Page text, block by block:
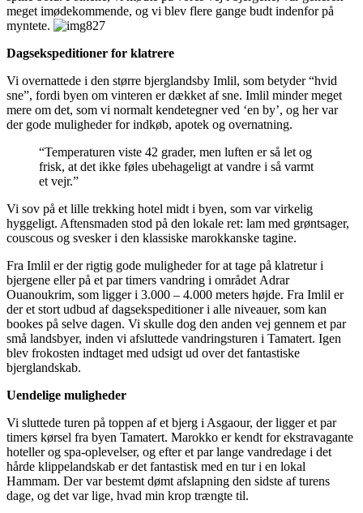
meget imødekommende, og vi blev flere gange budt indenfor på
myntete.
Dagsekspeditioner for klatrere
Vi overnattede i den større bjerglandsby Imlil, som betyder “hvid
sne”, fordi byen om vinteren er dækket af sne. Imlil minder meget
mere om det, som vi normalt kendetegner ved ‘en by’, og her var
der gode muligheder for indkøb, apotek og overnatning.
“Temperaturen viste 42 grader, men luften er så let og
frisk, at det ikke føles ubehageligt at vandre i så varmt
et vejr.”
Vi sov på et lille trekking hotel midt i byen, som var virkelig
hyggeligt. Aftensmaden stod på den lokale ret: lam med grøntsager,
couscous og svesker i den klassiske marokkanske tagine.
Fra Imlil er der rigtig gode muligheder for at tage på klatretur i
bjergene eller på et par timers vandring i området Adrar
Ouanoukrim, som ligger i 3.000 – 4.000 meters højde. Fra Imlil er
der et stort udbud af dagsekspeditioner i alle niveauer, som kan
bookes på selve dagen. Vi skulle dog den anden vej gennem et par
små landsbyer, inden vi afsluttede vandringsturen i Tamatert. Igen
blev frokosten indtaget med udsigt ud over det fantastiske
bjerglandskab.
Uendelige muligheder
Vi sluttede turen på toppen af et bjerg i Asgaour, der ligger et par
timers kørsel fra byen Tamatert. Marokko er kendt for ekstravagante
hoteller og spa-oplevelser, og efter et par lange vandredage i det
hårde klippelandskab er det fantastisk med en tur i en lokal
Hammam. Der var bestemt dømt afslapning den sidste af turens
dage, og det var lige, hvad min krop trængte til.